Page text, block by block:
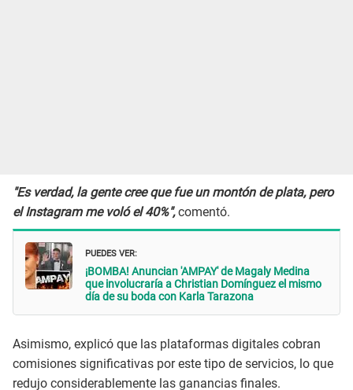
"Es verdad, la gente cree que fue un montón de plata, pero
el Instagram me voló el 40%",comentó.
PUEDES VER:
¡BOMBA! Anuncian 'AMPAY' de Magaly Medina
que involucraría a Christian Domínguez el mismo
día de su boda con Karla Tarazona
Asimismo, explicó que las plataformas digitales cobran
comisiones significativas por este tipo de servicios, lo que
redujo considerablemente las ganancias finales.